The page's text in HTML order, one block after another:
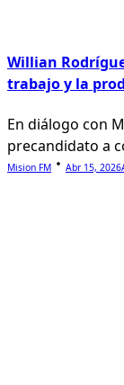
Willian
trabajo y la
En diálogo con
precandidato a
Mision FM Abr 15, 2026